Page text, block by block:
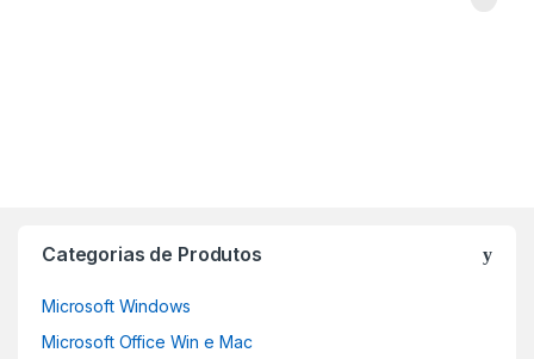
Categorias de Produtos
Microsoft Windows
Microsoft Office Win e Mac